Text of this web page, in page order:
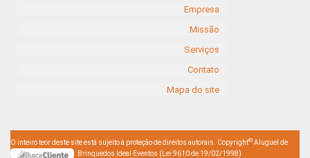
Empresa
Missão
Serviços
Contato
Mapa do site
O inteiro teor deste site está sujeito à proteção de direitos autorais. Copyright© Aluguel de
Brinquedos Ideal Eventos (Lei 9610 de 19/02/1998)